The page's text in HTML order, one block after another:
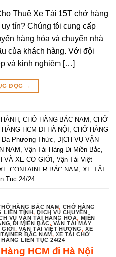
Thuê Xe Tải 15T chở hàng
tín? Chúng tôi cung cấp
hàng hóa và chuyển nhà
của khách hàng. Với đội
và kinh nghiệm […]
ĐỌC →
, CHỞ HÀNG BẮC NAM , CHỞ
HÀNG HCM ĐI HÀ NỘI , CHỞ HÀNG
Đa Phương Thức, DỊCH VỤ VẬN
NAM, Vận Tải Hàng Đi Miền Bắc,
VÀ XE CƠ GIỚI , Vận Tải Việt
CONTAINER BẮC NAM , XE TẢI
Tục 24/24
HÀNG BẮC NAM, CHỞ HÀNG
LIÊN TỈNH,DỊCH VỤ CHUYỂN
VỤ VẬN TẢI HÀNG HÓA, MIỀN
ĐI MIỀN BẮC, VẬN TẢI MÁY
GIỚI, VẬN TẢI VIỆT HƯƠNG, XE
BẮC NAM,XE TẢI CHỞ
HÀNG LIÊN TỤC 24/24
HCM đi Hà Nội